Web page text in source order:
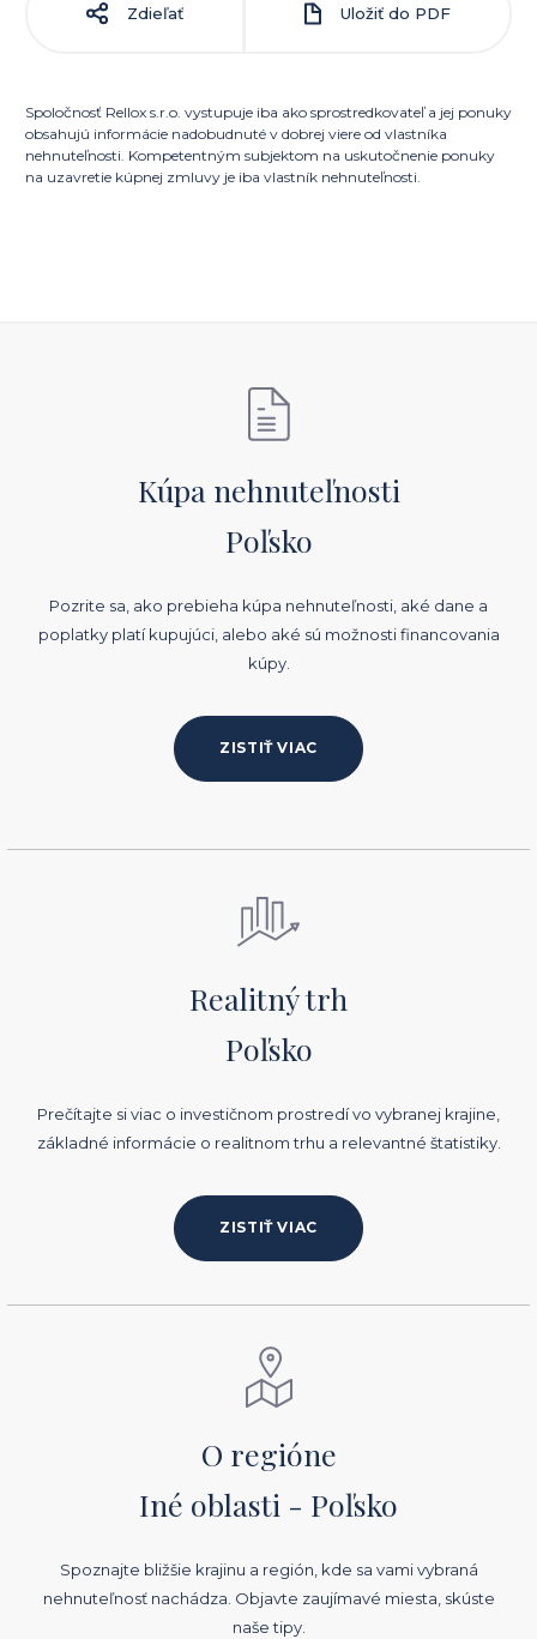
Zdieľať Uložiť do PDF
Spoločnosť Rellox s.r.o. vystupuje iba ako sprostredkovateľ a jej ponuky
obsahujú informácie nadobudnuté v dobrej viere od vlastníka
nehnuteľnosti. Kompetentným subjektom na uskutočnenie ponuky
na uzavretie kúpnej zmluvy je iba vlastník nehnuteľnosti.
Kúpa nehnuteľnosti
Poľsko
Pozrite sa, ako prebieha kúpa nehnuteľnosti, aké dane a
poplatky platí kupujúci, alebo aké sú možnosti financovania
kúpy.
ZISTIŤ VIAC
Realitný trh
Poľsko
Prečítajte si viac o investičnom prostredí vo vybranej krajine,
základné informácie o realitnom trhu a relevantné štatistiky.
ZISTIŤ VIAC
O regióne
Iné oblasti - Poľsko
Spoznajte bližšie krajinu a región, kde sa vami vybraná
nehnuteľnosť nachádza. Objavte zaujímavé miesta, skúste
naše tipy.